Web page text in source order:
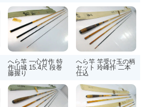
へら竿 一心竹作 特
作山城 15.4尺 段巻
藤握り
へら竿 竿受け玉の柄
セット 玲峰作 二本
仕込